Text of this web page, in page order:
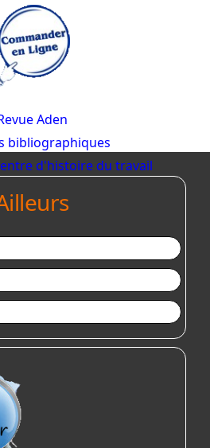
Aden
bibliographiques
d'histoire du travail